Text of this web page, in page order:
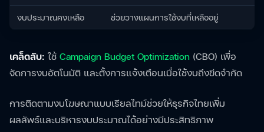
งบประมาณคงเหลือ ช่วยวางแผนการใช้งบที่เหลืออยู่
เคล็ดลับ: ใช้ Campaign Budget Optimization (CBO) เพื่อ
จัดการงบอัตโนมัติ และตั้งการแจ้งเตือนเมื่อใช้งบถึงขีดจำกัด
การติดตามงบโฆษณาแบบเรียลไทม์ช่วยให้ธุรกิจไทยเพิ่ม
ผลลัพธ์และบริหารงบประมาณได้อย่างมีประสิทธิภาพ